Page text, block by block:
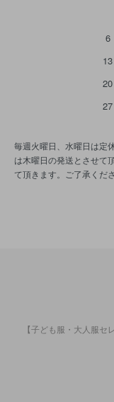
6
13
20
27
毎週火曜日、水曜日は定
は木曜日の発送とさせて
て頂きます。ご了承くださ
【子ども服・大人服セ